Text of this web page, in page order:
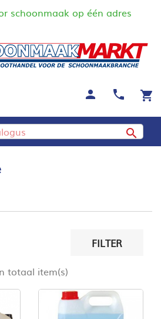
op één adres
shopping_cart
call
person

FILTER
totaal item(s)